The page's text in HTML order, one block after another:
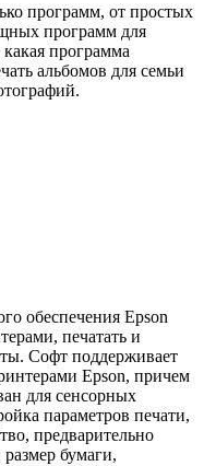
программ, от простых
программ для
программа
альбомов для семьи
обеспечения Epson
печатать и
Софт поддерживает
Epson, причем
для сенсорных
параметров печати,
предварительно
бумаги,